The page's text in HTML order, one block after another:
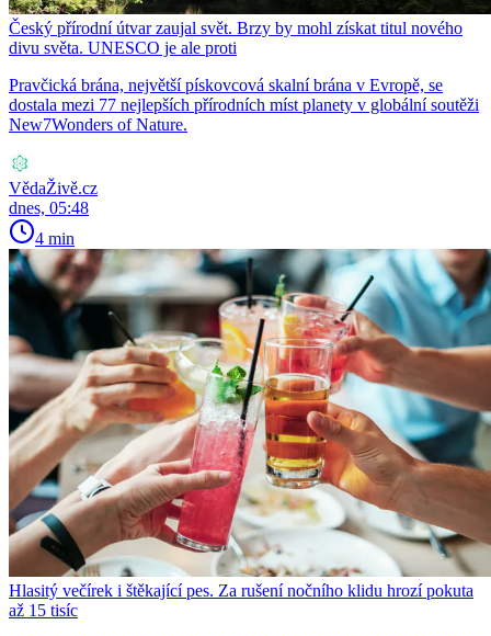
Český přírodní útvar zaujal svět. Brzy by mohl získat titul nového
divu světa. UNESCO je ale proti
Pravčická brána, největší pískovcová skalní brána v Evropě, se
dostala mezi 77 nejlepších přírodních míst planety v globální soutěži
New7Wonders of Nature.
VědaŽivě.cz
dnes, 05:48
4 min
Hlasitý večírek i štěkající pes. Za rušení nočního klidu hrozí pokuta
až 15 tisíc